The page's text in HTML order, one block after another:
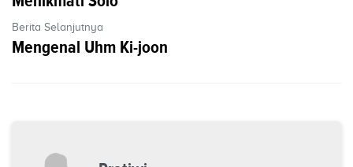
Berita Selanjutnya
Mengenal Uhm Ki-joon